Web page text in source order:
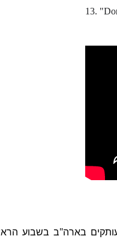
13.
בארה"ב בשבוע